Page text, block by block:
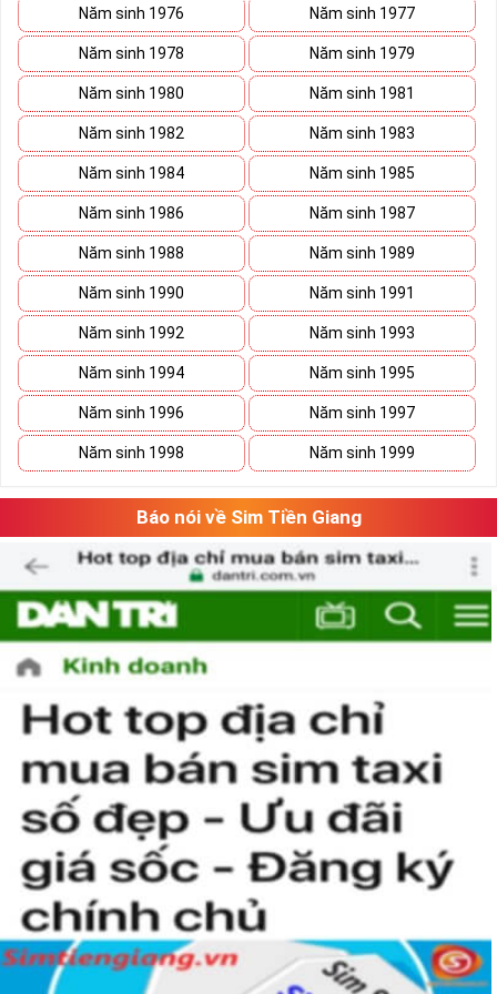
Năm sinh 1976 Năm sinh 1977
Năm sinh 1978 Năm sinh 1979
Năm sinh 1980 Năm sinh 1981
Năm sinh 1982 Năm sinh 1983
Năm sinh 1984 Năm sinh 1985
Năm sinh 1986 Năm sinh 1987
Năm sinh 1988 Năm sinh 1989
Năm sinh 1990 Năm sinh 1991
Năm sinh 1992 Năm sinh 1993
Năm sinh 1994 Năm sinh 1995
Năm sinh 1996 Năm sinh 1997
Năm sinh 1998 Năm sinh 1999
Báo nói về Sim Tiền Giang